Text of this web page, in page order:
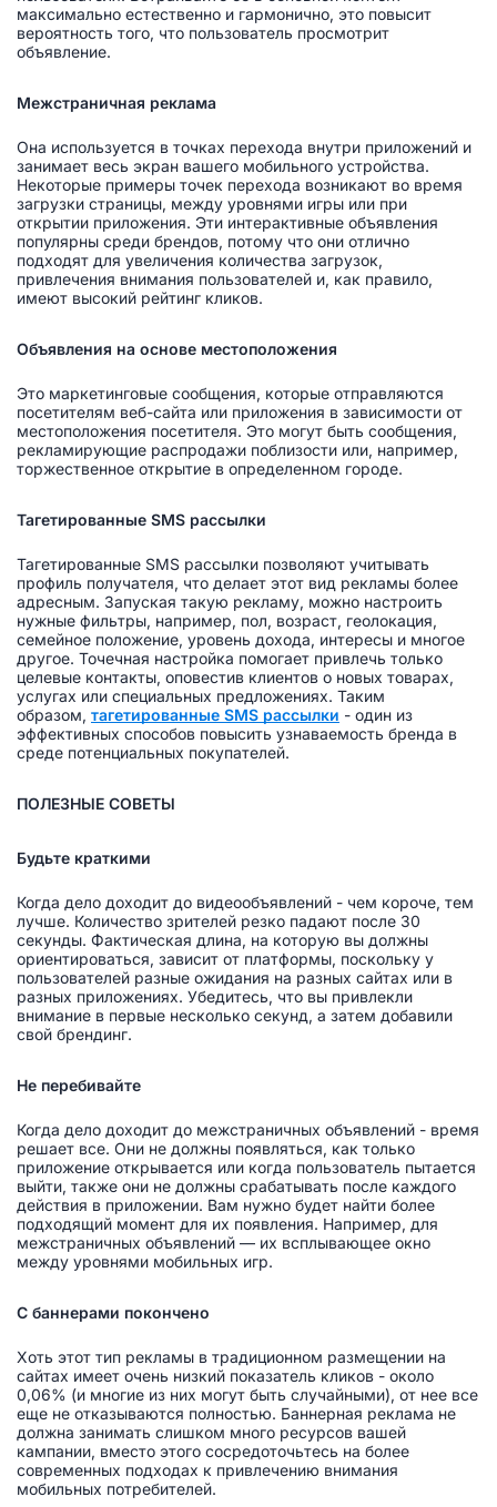
максимально естественно и гармонично, это повысит
вероятность того, что пользователь просмотрит
объявление.
Межстраничная реклама
Она используется в точках перехода внутри приложений и
занимает весь экран вашего мобильного устройства.
Некоторые примеры точек перехода возникают во время
загрузки страницы, между уровнями игры или при
открытии приложения. Эти интерактивные объявления
популярны среди брендов, потому что они отлично
подходят для увеличения количества загрузок,
привлечения внимания пользователей и, как правило,
имеют высокий рейтинг кликов.
Объявления на основе местоположения
Это маркетинговые сообщения, которые отправляются
посетителям веб-сайта или приложения в зависимости от
местоположения посетителя. Это могут быть сообщения,
рекламирующие распродажи поблизости или, например,
торжественное открытие в определенном городе.
Тагетированные SMS рассылки
Тагетированные SMS рассылки позволяют учитывать
профиль получателя, что делает этот вид рекламы более
адресным. Запуская такую рекламу, можно настроить
нужные фильтры, например, пол, возраст, геолокация,
семейное положение, уровень дохода, интересы и многое
другое. Точечная настройка помогает привлечь только
целевые контакты, оповестив клиентов о новых товарах,
услугах или специальных предложениях. Таким
образом, тагетированные SMS рассылки - один из
эффективных способов повысить узнаваемость бренда в
среде потенциальных покупателей.
ПОЛЕЗНЫЕ СОВЕТЫ
Будьте краткими
Когда дело доходит до видеообъявлений - чем короче, тем
лучше. Количество зрителей резко падают после 30
секунды. Фактическая длина, на которую вы должны
ориентироваться, зависит от платформы, поскольку у
пользователей разные ожидания на разных сайтах или в
разных приложениях. Убедитесь, что вы привлекли
внимание в первые несколько секунд, а затем добавили
свой брендинг.
Не перебивайте
Когда дело доходит до межстраничных объявлений - время
решает все. Они не должны появляться, как только
приложение открывается или когда пользователь пытается
выйти, также они не должны срабатывать после каждого
действия в приложении. Вам нужно будет найти более
подходящий момент для их появления. Например, для
межстраничных объявлений — их всплывающее окно
между уровнями мобильных игр.
С баннерами покончено
Хоть этот тип рекламы в традиционном размещении на
сайтах имеет очень низкий показатель кликов - около
0,06% (и многие из них могут быть случайными), от нее все
еще не отказываются полностью. Баннерная реклама не
должна занимать слишком много ресурсов вашей
кампании, вместо этого сосредоточьтесь на более
современных подходах к привлечению внимания
мобильных потребителей.